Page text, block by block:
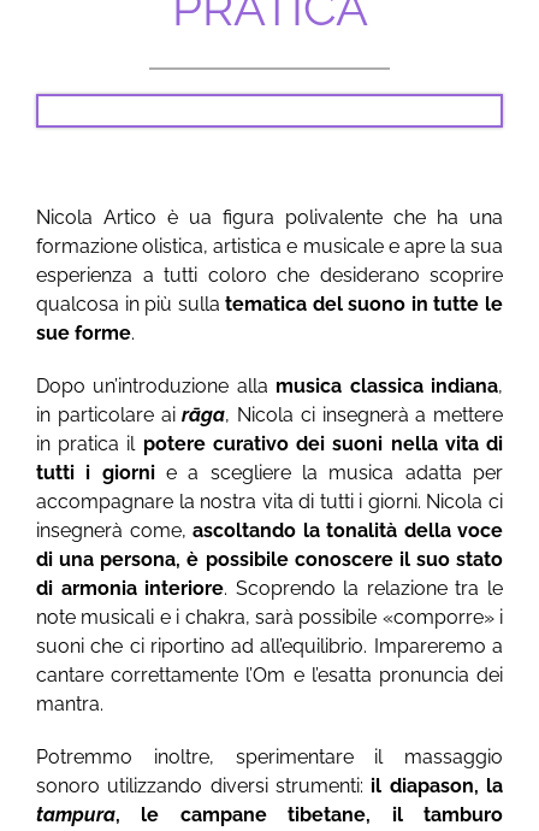
Nicola Artico è ua figura polivalente che ha una
formazione olistica, artistica e musicale e apre la sua
esperienza a tutti coloro che desiderano scoprire
qualcosa in più sulla tematica del suono in tutte le
sue forme.
Dopo un’introduzione alla musica classica indiana,
in particolare airāga, Nicola ci insegnerà a mettere
in pratica il potere curativo dei suoni nella vita di
tutti i giornie a scegliere la musica adatta per
accompagnare la nostra vita di tutti i giorni. Nicola ci
insegnerà come, ascoltando la tonalità della voce
di una persona, è possibile conoscere il suo stato
di armonia interiore. Scoprendo la relazione tra le
note musicali e i chakra, sarà possibile «comporre» i
suoni che ci riportino ad all’equilibrio. Impareremo a
cantare correttamente l’Om e l’esatta pronuncia dei
mantra.
Potremmo inoltre, sperimentare il massaggio
sonoro utilizzando diversi strumenti: il diapason, la
tampura, le campane tibetane, il tamburo